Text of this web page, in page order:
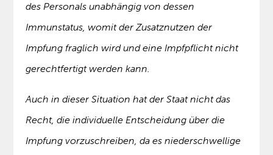
des Personals unabhängig von dessen
Immunstatus, womit der Zusatznutzen der
Impfung fraglich wird und eine Impfpflicht nicht
gerechtfertigt werden kann.
Auch in dieser Situation hat der Staat nicht das
Recht, die individuelle Entscheidung über die
Impfung vorzuschreiben, da es niederschwellige